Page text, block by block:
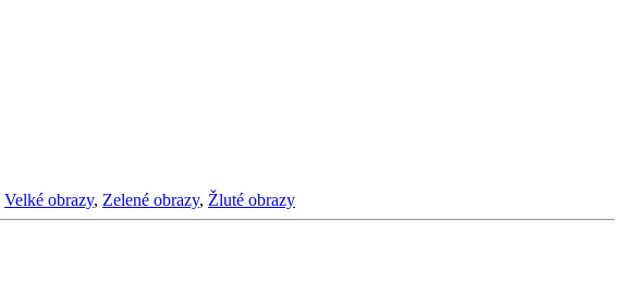
Velké obrazy, Zelené obrazy, Žluté obrazy